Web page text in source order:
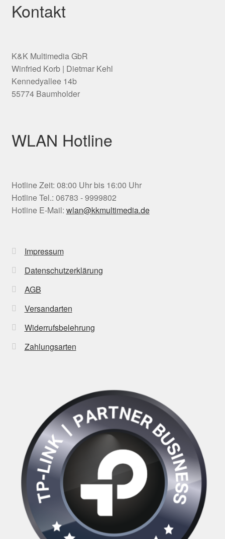
Kontakt
K&K Multimedia GbR
Winfried Korb | Dietmar Kehl
Kennedyallee 14b
55774 Baumholder
WLAN Hotline
Hotline Zeit: 08:00 Uhr bis 16:00 Uhr
Hotline Tel.: 06783 - 9999802
Hotline E-Mail: wlan@kkmultimedia.de
Impressum
Datenschutzerklärung
AGB
Versandarten
Widerrufsbelehrung
Zahlungsarten